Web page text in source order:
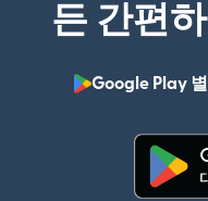
든 간편
Google Play